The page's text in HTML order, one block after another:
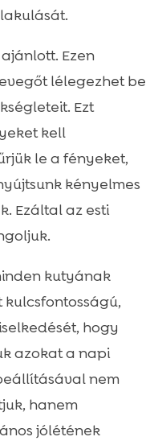
Ezen
lélegezhet be
Ezt
kell
le a fényeket,
kényelmes
Ezáltal az esti
kutyának
hogy
azokat a napi
nem
hanem
jólétének